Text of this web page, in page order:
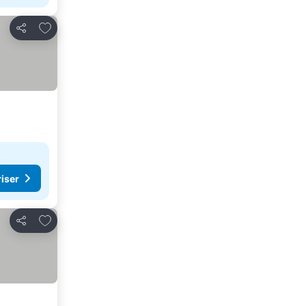
Dela
Lägg till i Mina Favoriter
Dela
Lägg till i Mina Favoriter